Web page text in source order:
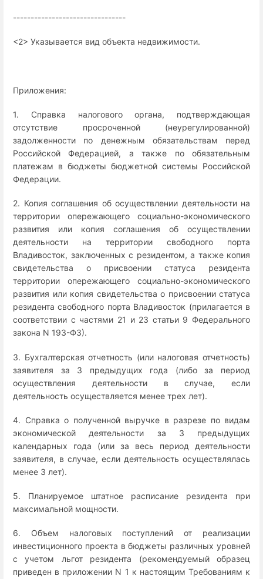
--------------------------------
<2> Указывается вид объекта недвижимости.
Приложения:
1. Справка налогового органа, подтверждающая
отсутствие просроченной (неурегулированной)
задолженности по денежным обязательствам перед
Российской Федерацией, а также по обязательным
платежам в бюджеты бюджетной системы Российской
Федерации.
2. Копия соглашения об осуществлении деятельности на
территории опережающего социально-экономического
развития или копия соглашения об осуществлении
деятельности на территории свободного порта
Владивосток, заключенных с резидентом, а также копия
свидетельства о присвоении статуса резидента
территории опережающего социально-экономического
развития или копия свидетельства о присвоении статуса
резидента свободного порта Владивосток (прилагается в
соответствии с частями 21 и 23 статьи 9 Федерального
закона N 193-ФЗ).
3. Бухгалтерская отчетность (или налоговая отчетность)
заявителя за 3 предыдущих года (либо за период
осуществления деятельности в случае, если
деятельность осуществляется менее трех лет).
4. Справка о полученной выручке в разрезе по видам
экономической деятельности за 3 предыдущих
календарных года (или за весь период деятельности
заявителя, в случае, если деятельность осуществлялась
менее 3 лет).
5. Планируемое штатное расписание резидента при
максимальной мощности.
6. Объем налоговых поступлений от реализации
инвестиционного проекта в бюджеты различных уровней
с учетом льгот резидента (рекомендуемый образец
приведен в приложении N 1 к настоящим Требованиям к